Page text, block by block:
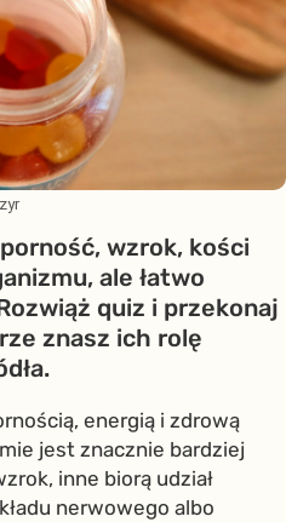
wzrok, kości
ale łatwo
quiz i przekonaj
znasz ich rolę
energią i zdrową
jest znacznie bardziej
inne biorą udział
nerwowego albo